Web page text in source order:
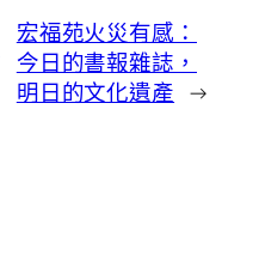
宏福苑火災有感：
今日的書報雜誌，
明日的文化遺產 →